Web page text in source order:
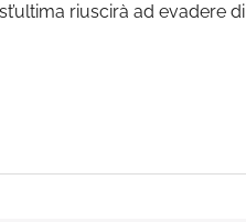
riuscirà ad evadere di